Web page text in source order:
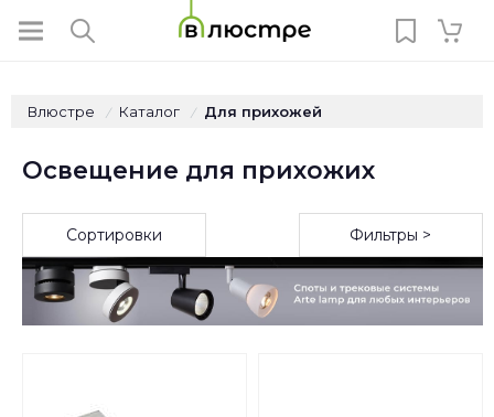
Влюстре / Каталог / Для прихожей
Освещение для прихожих
Сортировки Фильтры >